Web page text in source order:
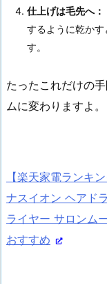
仕上げは毛先へ：
するように乾か
す。
たったこれだけの
ムに変わりますよ。
【楽天家電ランキ
ナスイオン ヘアド
ライヤー サロンム
おすすめ